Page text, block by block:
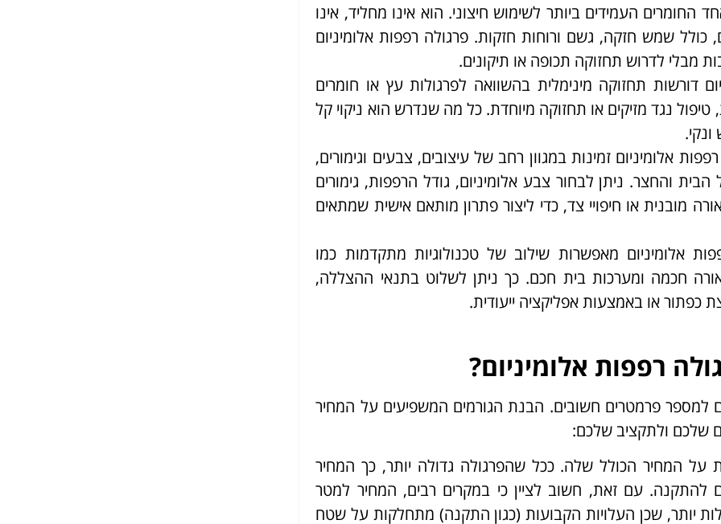
החומרים העמידים ביותר לשימוש חיצוני. הוא אינו מחליד, אינו
כולל שמש חזקה, גשם ורוחות חזקות. פרגולה רפפות אלומיניום
לדרוש תחזוקה תכופה או תיקונים.
דורשות תחזוקה מינימלית בהשוואה לפרגולות עץ או חומרים
נגד מזיקים או תחזוקה מיוחדת. כל מה שנדרש הוא ניקוי קל
אלומיניום זמינות במגוון רחב של עיצובים, צבעים וגימורים,
והחצר. ניתן לבחור צבע אלומיניום, גודל הרפפות, גימורים
מובנית או חיפויי צד, כדי ליצור פתרון מותאם אישית שמתאים
אלומיניום מאפשרות שילוב של טכנולוגיות מתקדמות כמו
חכמה ומערכות בית חכם. כך ניתן לשלוט בתנאי ההצללה,
כפתור או באמצעות אפליקציה ייעודית.
רפפות אלומיניום?
למספר פרמטרים חשובים. הבנת הגורמים המשפיעים על המחיר
שלכם ולתקציב שלכם:
על המחיר הכולל שלה. ככל שהפרגולה גדולה יותר, כך המחיר
להתקנה. עם זאת, חשוב לציין כי במקרים רבים, המחיר למטר
יותר, שכן העלויות הקבועות (כגון התקנה) מתחלקות על שטח